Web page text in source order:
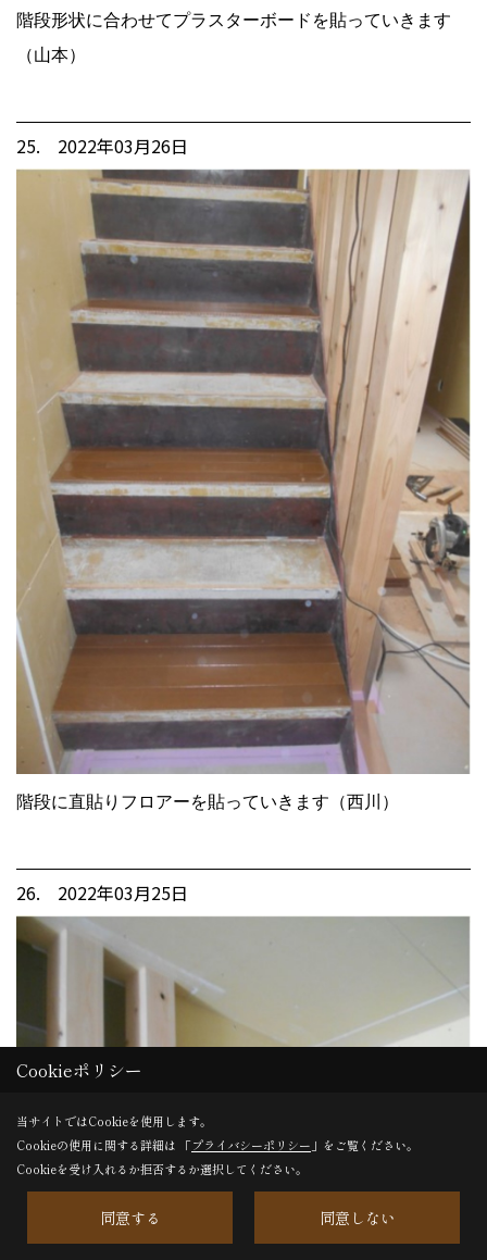
階段形状に合わせてプラスターボードを貼っていきます
（山本）
25. 2022年03月26日
階段に直貼りフロアーを貼っていきます（西川）
26. 2022年03月25日
Cookieポリシー
当サイトではCookieを使用します。
Cookieの使用に関する詳細は 「プライバシーポリシー 」をご覧ください。
Cookieを受け入れるか拒否するか選択してください。
同意する 同意しない